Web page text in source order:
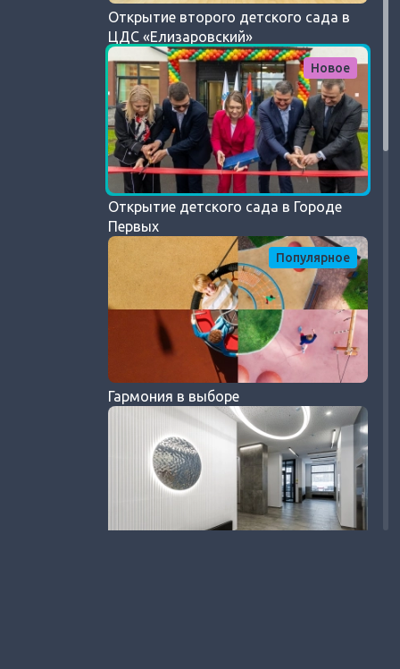
Открытие второго детского сада в
ЦДС «Елизаровский»
Новое
Открытие детского сада в Городе
Первых
Популярное
Гармония в выборе